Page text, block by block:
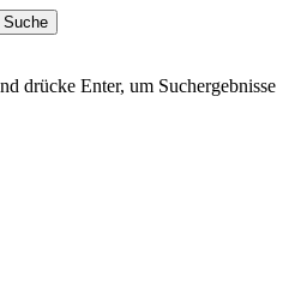
drücke Enter, um Suchergebnisse